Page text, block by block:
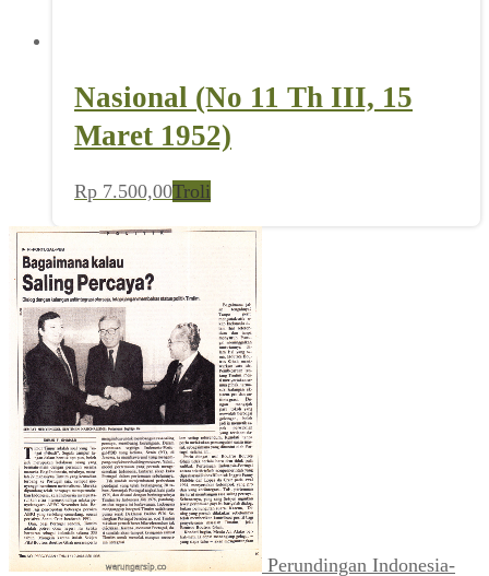
Nasional (No 11 Th III, 15
Maret 1952)
Rp 7.500,00Troli
Perundingan Indonesia-